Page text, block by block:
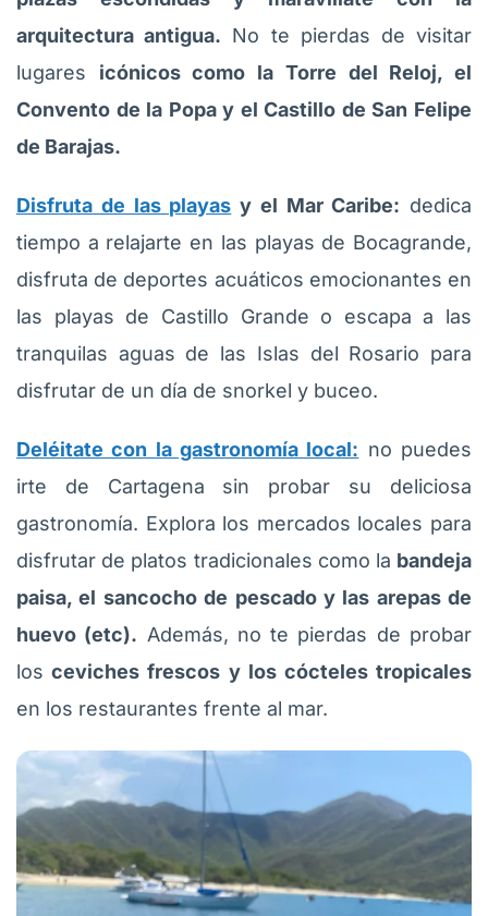
arquitectura antigua. No te pierdas de visitar
lugares icónicos como la Torre del Reloj, el
Convento de la Popa y el Castillo de San Felipe
de Barajas.
Disfruta de las playas y el Mar Caribe: dedica
tiempo a relajarte en las playas de Bocagrande,
disfruta de deportes acuáticos emocionantes en
las playas de Castillo Grande o escapa a las
tranquilas aguas de las Islas del Rosario para
disfrutar de un día de snorkel y buceo.
Deléitate con la gastronomía local: no puedes
irte de Cartagena sin probar su deliciosa
gastronomía. Explora los mercados locales para
disfrutar de platos tradicionales como la bandeja
paisa, el sancocho de pescado y las arepas de
huevo (etc). Además, no te pierdas de probar
los ceviches frescos y los cócteles tropicales
en los restaurantes frente al mar.